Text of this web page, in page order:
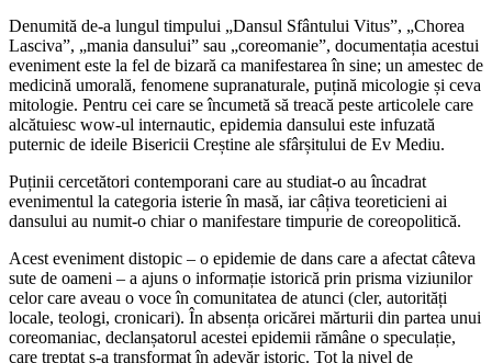
Denumită de-a lungul timpului „Dansul Sfântului Vitus”, „Chorea
Lasciva”, „mania dansului” sau „coreomanie”, documentația acestui
eveniment este la fel de bizară ca manifestarea în sine; un amestec de
medicină umorală, fenomene supranaturale, puțină micologie și ceva
mitologie. Pentru cei care se încumetă să treacă peste articolele care
alcătuiesc wow-ul internautic, epidemia dansului este infuzată
puternic de ideile Bisericii Creștine ale sfârșitului de Ev Mediu.
Puținii cercetători contemporani care au studiat-o au încadrat
evenimentul la categoria isterie în masă, iar câțiva teoreticieni ai
dansului au numit-o chiar o manifestare timpurie de coreopolitică.
Acest eveniment distopic – o epidemie de dans care a afectat câteva
sute de oameni – a ajuns o informație istorică prin prisma viziunilor
celor care aveau o voce în comunitatea de atunci (cler, autorități
locale, teologi, cronicari). În absența oricărei mărturii din partea unui
coreomaniac, declanșatorul acestei epidemii rămâne o speculație,
care treptat s-a transformat în adevăr istoric. Tot la nivel de